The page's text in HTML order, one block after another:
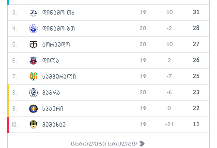
3. დინამო თბ 19 10 31
4. დინამო ბთ 20 -2 28
5. ტორპედო 20 10 27
6. დილა 19 2 26
7. სამგურალი 19 -7 25
8. გაგრა 20 -6 23
9. სპაერი 19 0 22
10. მეშახტე 19 -21 11
ცხრილები სრულად